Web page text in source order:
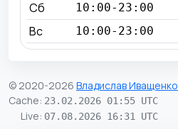
Сб 10:00-23:00
Вс 10:00-23:00
© 2020-2026 Владислав Иващенко
Cache: 23.02.2026 01:55 UTC
Live: 07.08.2026 16:31 UTC